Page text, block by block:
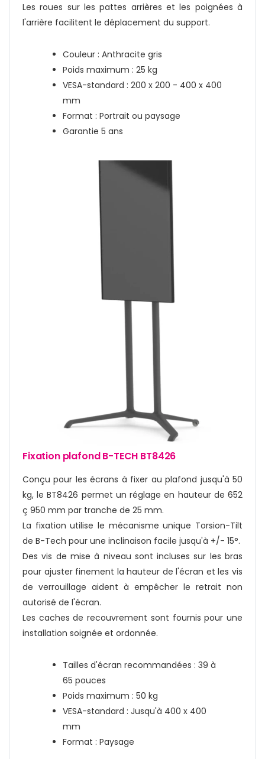
Les roues sur les pattes arrières et les poignées à
l'arrière facilitent le déplacement du support.
Couleur : Anthracite gris
Poids maximum : 25 kg
VESA-standard : 200 x 200 - 400 x 400
mm
Format : Portrait ou paysage
Garantie 5 ans
Fixation plafond B-TECH BT8426
Conçu pour les écrans à fixer au plafond jusqu'à 50
kg, le BT8426 permet un réglage en hauteur de 652
ç 950 mm par tranche de 25 mm.
La fixation utilise le mécanisme unique Torsion-Tilt
de B-Tech pour une inclinaison facile jusqu'à +/- 15°.
Des vis de mise à niveau sont incluses sur les bras
pour ajuster finement la hauteur de l'écran et les vis
de verrouillage aident à empêcher le retrait non
autorisé de l'écran.
Les caches de recouvrement sont fournis pour une
installation soignée et ordonnée.
Tailles d'écran recommandées : 39 à
65 pouces
Poids maximum : 50 kg
VESA-standard : Jusqu'à 400 x 400
mm
Format : Paysage